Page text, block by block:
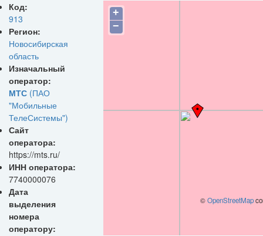
Код:
913
Регион:
Новосибирская
область
Изначальный
оператор:
МТС (ПАО
"Мобильные
ТелеСистемы")
Сайт
оператора:
https://mts.ru/
ИНН оператора:
7740000076
Дата
выделения
номера
оператору:
+
−
©OpenStreetMap